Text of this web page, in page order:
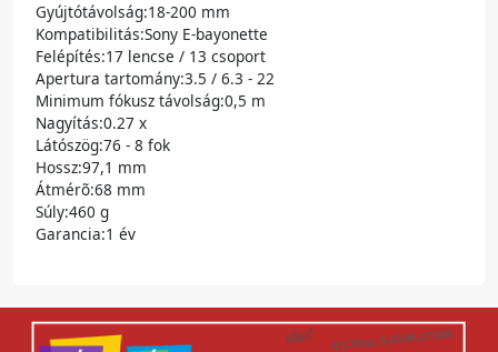
Gyújtótávolság:18-200 mm
Kompatibilitás:Sony E-bayonette
Felépítés:17 lencse / 13 csoport
Apertura tartomány:3.5 / 6.3 - 22
Minimum fókusz távolság:0,5 m
Nagyítás:0.27 x
Látószög:76 - 8 fok
Hossz:97,1 mm
Átmérõ:68 mm
Súly:460 g
Garancia:1 év